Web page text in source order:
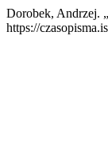
Dorobek, Andrzej.
https://